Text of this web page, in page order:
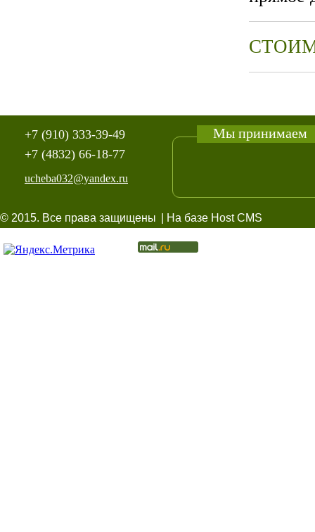
Мы принимаем
+7 (910) 333-39-49
+7 (4832) 66-18-77
ucheba032@yandex.ru
© 2015. Все права защищены | На базе Host CMS